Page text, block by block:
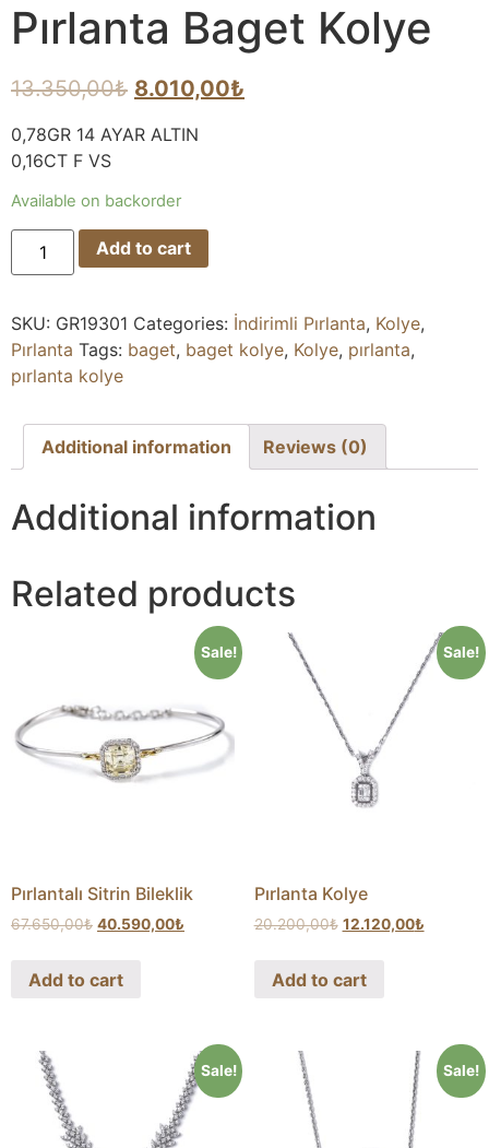
Pırlanta Baget Kolye
13.350,00₺ 8.010,00₺
0,78GR 14 AYAR ALTIN
0,16CT F VS
Available on backorder
Add to cart
SKU: GR19301 Categories: İndirimli Pırlanta, Kolye,
Pırlanta Tags: baget, baget kolye, Kolye, pırlanta,
pırlanta kolye
Additional information Reviews (0)
Additional information
Related products
Sale!
Pırlantalı Sitrin Bileklik
67.650,00₺ 40.590,00₺
Add to cart
Sale!
Pırlanta Kolye
20.200,00₺ 12.120,00₺
Add to cart
Sale! Sale!